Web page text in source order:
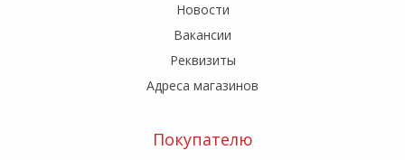
Новости
Вакансии
Реквизиты
Адреса магазинов
Покупателю